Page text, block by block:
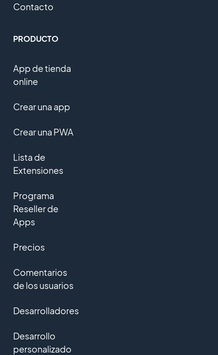
Contacto
PRODUCTO
App de tienda
online
Crear una app
Crear una PWA
Lista de
Extensiones
Programa
Reseller de
Apps
Precios
Comentarios
de los usuarios
Desarrolladores
Desarrollo
personalizado